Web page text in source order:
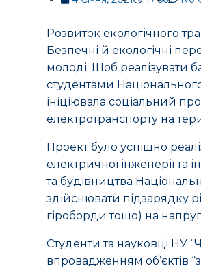
Розвиток екологічного
Безпечні й екологічні
молоді. Щоб реалізувати
студентами
ініціювала соціальний
електротранспорту на
Проект було успішно
електричної інженерії
та будівництва
здійснювати підзарядку
гіроборди тощо) на
Студенти та науковці НУ
впровадженням об’єктів